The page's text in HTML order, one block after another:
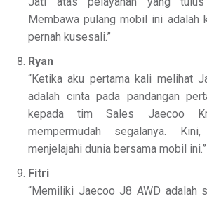
Membawa pulang mobil ini adalah
pernah kusesali.”
Ryan
“Ketika aku pertama kali melihat
adalah cinta pada pandangan
kepada tim Sales Jaecoo
mempermudah segalanya.
menjelajahi dunia bersama mobil ini.”
Fitri
“Memiliki Jaecoo J8 AWD adalah